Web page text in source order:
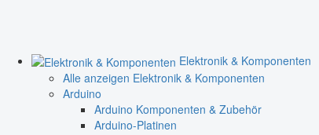
Elektronik & Komponenten
Alle anzeigen Elektronik & Komponenten
Arduino
Arduino Komponenten & Zubehör
Arduino-Platinen